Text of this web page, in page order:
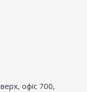
офіс 700,